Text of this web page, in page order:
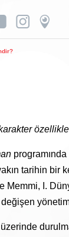
tarihin bir
I.
yönetim